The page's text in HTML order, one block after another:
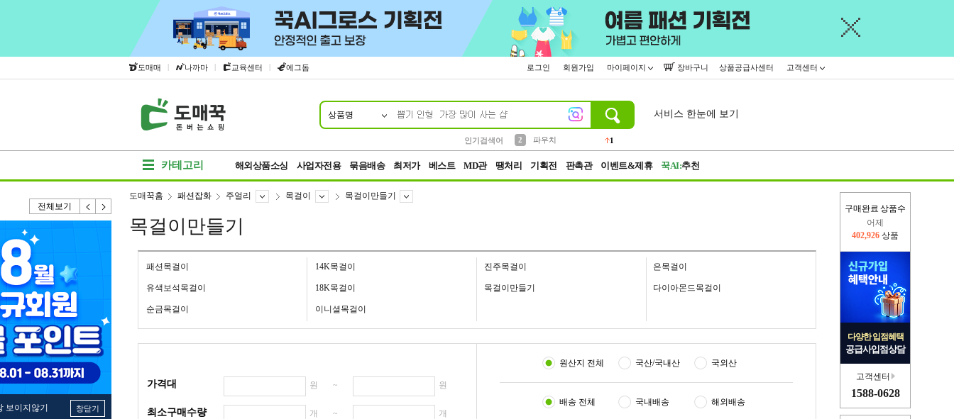
도매매 | 나까마 | 교육센터 | 에그돔 로그인 회원가입 마이페이지 장바구니 상품공급사센터 고객센터
상품명
인기검색어
2
파우치
1
서비스 한눈에 보기
카테고리 해외상품소싱 사업자전용 묶음배송 최저가 베스트 MD관 땡처리 기획전 판촉관 이벤트&제휴 꾹AI:추천
전체보기
보이지않기 창닫기
구매완료 상품수
오늘(현재)
376,458 상품
다양한 입점혜택
공급사입점상담
고객센터
1588-0628
도매꾹홈 패션잡화 주얼리 목걸이 목걸이만들기
목걸이만들기
패션목걸이 14K목걸이 진주목걸이 은목걸이
유색보석목걸이 18K목걸이 목걸이만들기 다이아몬드목걸이
순금목걸이 이니셜목걸이
가격대 원 ~ 원
최소구매수량 개 ~ 개
원산지 전체 국산/국내산 국외산
배송 전체 국내배송 해외배송